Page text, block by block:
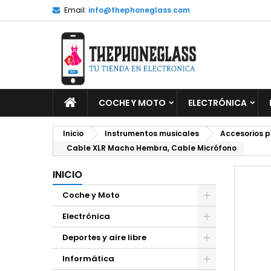
Email: info@thephoneglass.com
INICIOCOCHE Y MOTO ELECTRÓNICA
Inicio Instrumentos musicales Accesorios
Cable XLR Macho Hembra, Cable Micrófono
INICIO
Coche y Moto
Electrónica
Deportes y aire libre
Informática